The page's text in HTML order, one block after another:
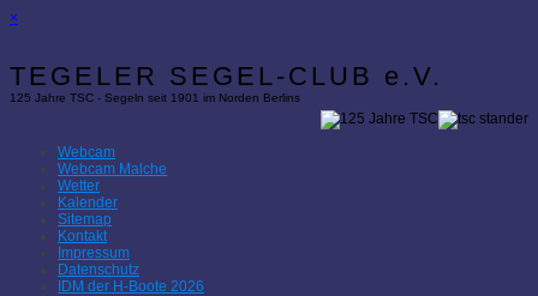
×
TEGELER SEGEL-CLUB e.V.
125 Jahre TSC - Segeln seit 1901 im Norden Berlins
Webcam
Webcam Malche
Wetter
Kalender
Sitemap
Kontakt
Impressum
Datenschutz
IDM der H-Boote 2026